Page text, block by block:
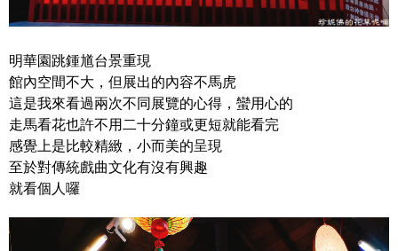
明華園跳鍾馗台景重現
館內空間不大，但展出的內容不馬虎
這是我來看過兩次不同展覽的心得，蠻用心的
走馬看花也許不用二十分鐘或更短就能看完
感覺上是比較精緻，小而美的呈現
至於對傳統戲曲文化有沒有興趣
就看個人囉